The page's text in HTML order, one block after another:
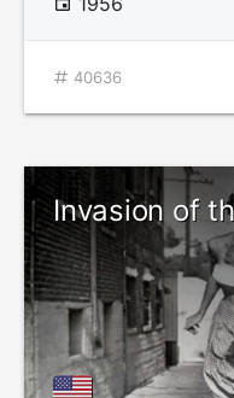
40636
Invasion of